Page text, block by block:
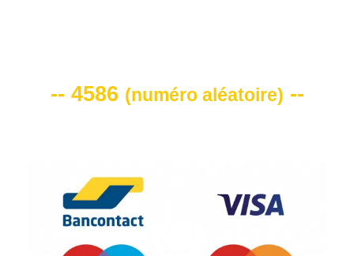
-- 4586 (numéro aléatoire) --